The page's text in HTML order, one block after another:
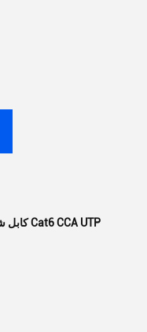
كابل شبكة Cat6 CCA UTP